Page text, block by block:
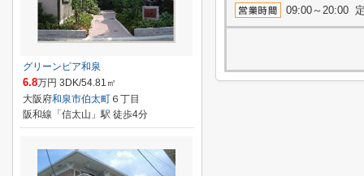
09:00～20:00
グリーンピア和泉
6.8万円 3DK/54.81㎡
大阪府和泉市伯太町 ６丁目
阪和線「信太山」駅 徒歩4分